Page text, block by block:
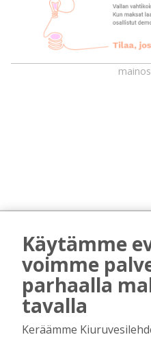
Uuden
hyörinä –
kuvauspaikalla
näyttää
Käytämme
voimme
parhaalla
tavalla
Keräämme